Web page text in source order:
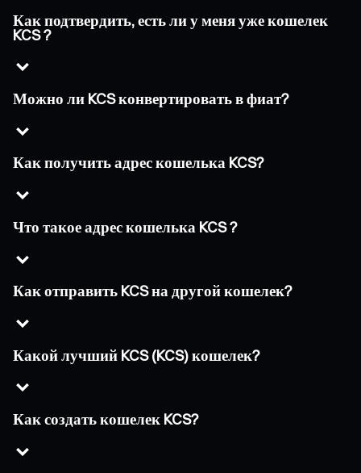
Как подтвердить, есть ли у меня уже кошелек
KCS ?
Можно ли KCS конвертировать в фиат?
Как получить адрес кошелька KCS?
Что такое адрес кошелька KCS ?
Как отправить KCS на другой кошелек?
Какой лучший KCS (KCS) кошелек?
Как создать кошелек KCS?